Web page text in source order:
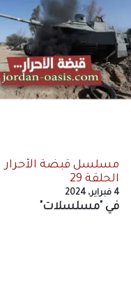
مسلسل قبضة الأحرار
الحلقة 29
4 فبراير، 2024
في "مسلسلات"